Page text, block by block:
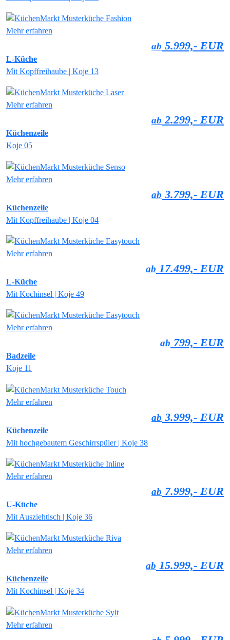
Mehr erfahren
ab 5.999,- EUR
L-Küche
Mit Kopffreihaube | Koje 13
Mehr erfahren
ab 2.299,- EUR
Küchenzeile
Koje 05
Mehr erfahren
ab 3.799,- EUR
Küchenzeile
Mit Kopffreihaube | Koje 04
Mehr erfahren
ab 17.499,- EUR
L-Küche
Mit Kochinsel | Koje 49
Mehr erfahren
ab 799,- EUR
Badzeile
Koje 11
Mehr erfahren
ab 3.999,- EUR
Küchenzeile
Mit hochgebautem Geschirrspüler | Koje 38
Mehr erfahren
ab 7.999,- EUR
U-Küche
Mit Ausziehtisch | Koje 36
Mehr erfahren
ab 15.999,- EUR
Küchenzeile
Mit Kochinsel | Koje 34
Mehr erfahren